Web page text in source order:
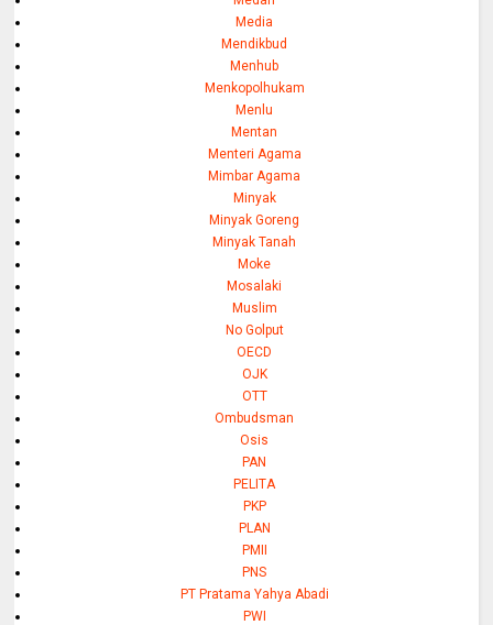
Media
Mendikbud
Menhub
Menkopolhukam
Menlu
Mentan
Menteri Agama
Mimbar Agama
Minyak
Minyak Goreng
Minyak Tanah
Moke
Mosalaki
Muslim
No Golput
OECD
OJK
OTT
Ombudsman
Osis
PAN
PELITA
PKP
PLAN
PMII
PNS
PT Pratama Yahya Abadi
PWI